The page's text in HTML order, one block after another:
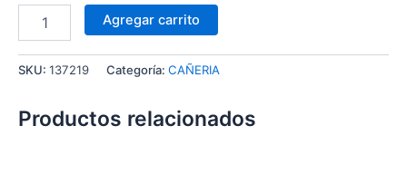
Agregar carrito
SKU: 137219 Categoría: CAÑERIA
Productos relacionados